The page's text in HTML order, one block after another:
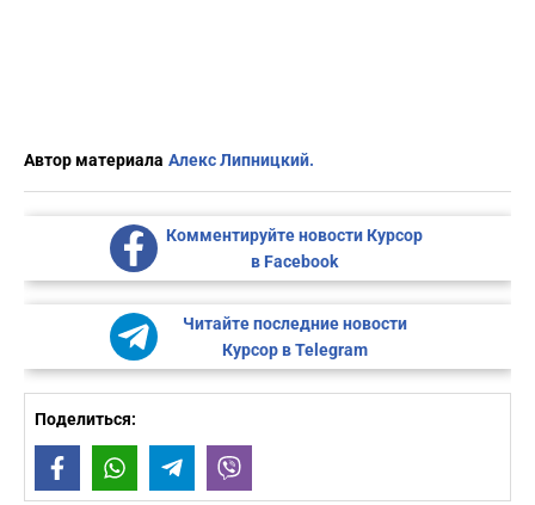
Автор материала Алекс Липницкий.
Комментируйте новости Курсор
в Facebook
Читайте последние новости
Курсор в Telegram
Поделиться:
FacebookWhatsAppTelegram